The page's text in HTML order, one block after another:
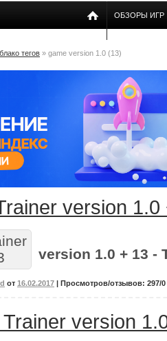
ОБЗОРЫ ИГР
тегов » game version 1.0 (13)
version 1.0
version 1.0 + 13 -
от 16.02.2017 | Просмотров/отзывов: 297/0
version